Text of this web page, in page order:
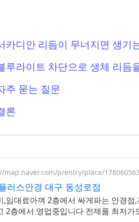
카디안 리듬이 무너지면 생기
루라이트 차단으로 생체 리듬
주 묻는 질문
론
map.naver.com/p/entry/place/
러스안경 대구 동성로점
,임대료아껴 2층에서 싸게파는 안경
2층에서 영업중입니다 전제품 최저가